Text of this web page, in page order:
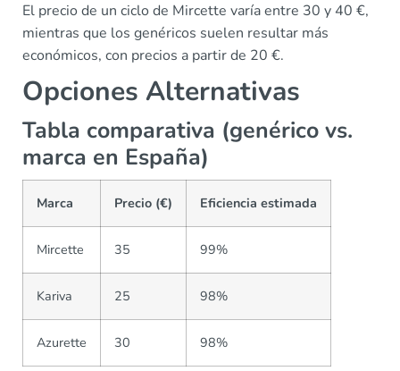
El precio de un ciclo de Mircette varía entre 30 y 40 €,
mientras que los genéricos suelen resultar más
económicos, con precios a partir de 20 €.
Opciones Alternativas
Tabla comparativa (genérico vs.
marca en España)
Marca Precio (€) Eficiencia estimada
Mircette 35 99%
Kariva 25 98%
Azurette 30 98%